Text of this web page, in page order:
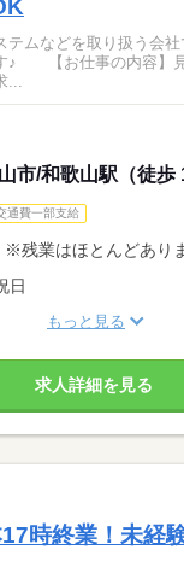
テムなどを取り扱う会
♪ 【お仕事の内容】
市/和歌山駅（徒歩
通費一部支給
残業はほとんどあり
日
もっと見る
求人詳細を見る
時終業！未経